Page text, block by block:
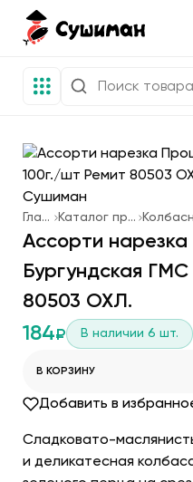
Главная Каталог продукции
Ассорти
Бургундская
80503 ОХЛ.
184₽ В наличии 6 шт.
В КОРЗИНУ
Добавить в
Сладковато-
и деликатесная